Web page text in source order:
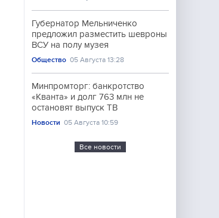
Губернатор Мельниченко
предложил разместить шевроны
ВСУ на полу музея
Общество 05 Августа 13:28
Минпромторг: банкротство
«Кванта» и долг 763 млн не
остановят выпуск ТВ
Новости 05 Августа 10:59
Все новости